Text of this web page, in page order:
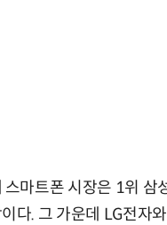
스마트폰 시장은 1위
다. 그 가운데 LG전자